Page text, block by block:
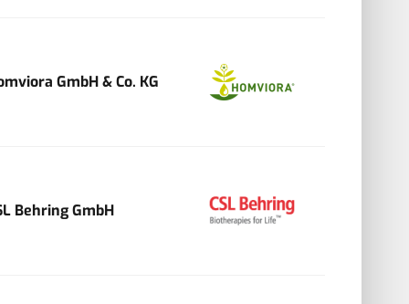
GmbH & Co. KG
Behring GmbH